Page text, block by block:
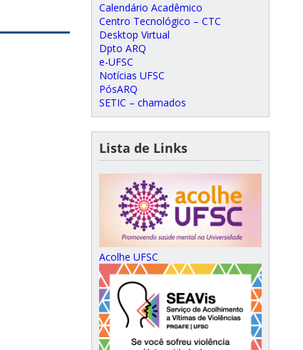
Calendário Acadêmico
Centro Tecnológico – CTC
Desktop Virtual
Dpto ARQ
e-UFSC
Notícias UFSC
PósARQ
SETIC – chamados
Lista de Links
Acolhe UFSC